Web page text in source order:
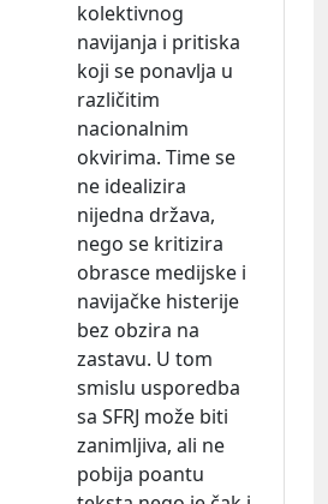
kolektivnog
navijanja i pritiska
koji se ponavlja u
različitim
nacionalnim
okvirima. Time se
ne idealizira
nijedna država,
nego se kritizira
obrasce medijske i
navijačke histerije
bez obzira na
zastavu. U tom
smislu usporedba
sa SFRJ može biti
zanimljiva, ali ne
pobija poantu